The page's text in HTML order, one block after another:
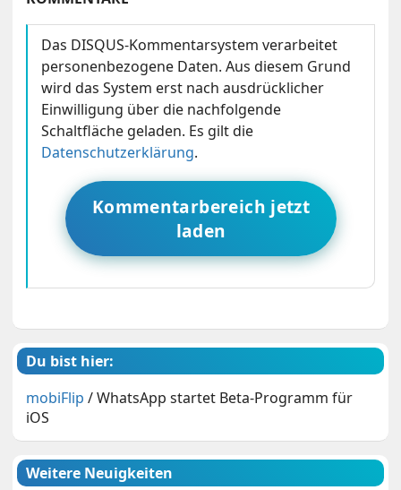
Das DISQUS-Kommentarsystem verarbeitet
personenbezogene Daten. Aus diesem Grund
wird das System erst nach ausdrücklicher
Einwilligung über die nachfolgende
Schaltfläche geladen. Es gilt die
Datenschutzerklärung.
Kommentarbereich jetzt
laden
Du bist hier:
mobiFlip /WhatsApp startet Beta-Programm für
iOS
Weitere Neuigkeiten